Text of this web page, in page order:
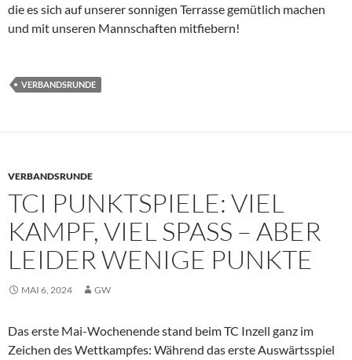
die es sich auf unserer sonnigen Terrasse gemütlich machen
und mit unseren Mannschaften mitfiebern!
VERBANDSRUNDE
VERBANDSRUNDE
TCI PUNKTSPIELE: VIEL
KAMPF, VIEL SPASS – ABER L
EIDER WENIGE PUNKTE
MAI 6, 2024 GW
Das erste Mai-Wochenende stand beim TC Inzell ganz im
Zeichen des Wettkampfes: Während das erste Auswärtsspiel